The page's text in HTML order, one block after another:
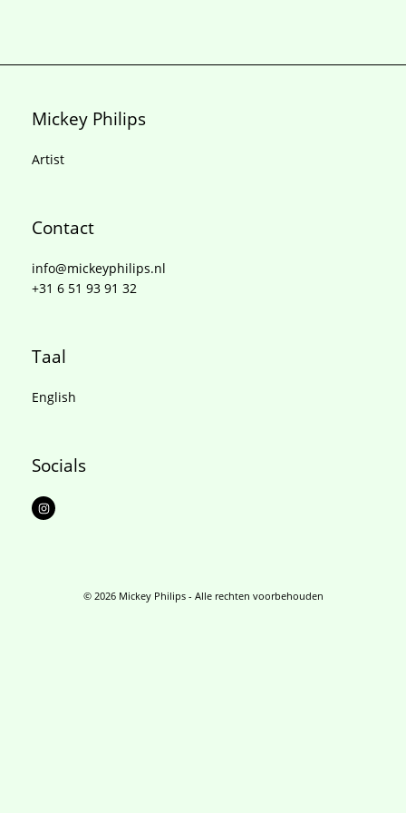
Mickey Philips
Artist
Contact
info@mickeyphilips.nl
+31 6 51 93 91 32
Taal
English
Socials
I
n
s
© 2026 Mickey Philips - Alle rechten voorbehouden